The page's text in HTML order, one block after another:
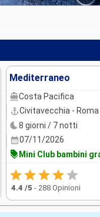
Mediterraneo
Costa Pacifica
Civitavecchia - Roma
8 giorni / 7 notti
07/11/2026
Mini Club bambini
4.4 /5 - 288 Opinioni